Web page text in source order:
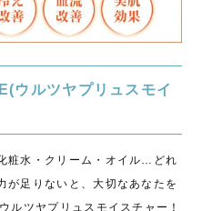
ウルツヤプリュスモイ
粧水・クリーム・オイル…どれ
が足りないと、大切なあなたを
ルツヤプリュスモイスチャー！